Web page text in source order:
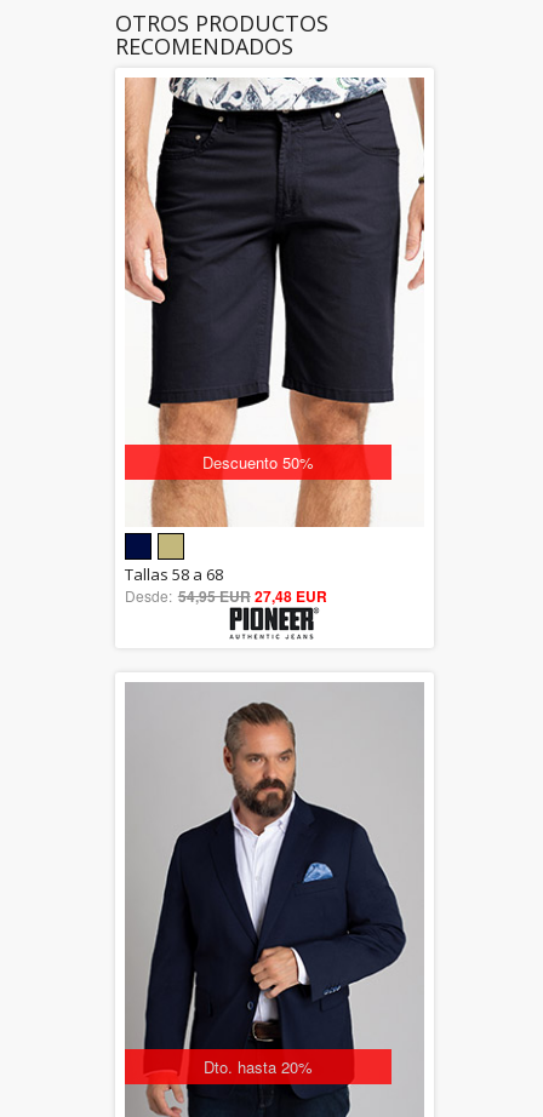
OTROS PRODUCTOS
RECOMENDADOS
Descuento 50%
out of 5
Tallas 58 a 68
Desde: 54,95 EUR27,48 EUR
Dto. hasta 20%